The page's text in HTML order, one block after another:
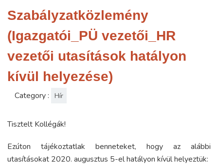
Szabályzatközlemény
(Igazgatói_PÜ vezetői_HR
vezetői utasítások hatályon
kívül helyezése)
Category : Hír
Tisztelt Kollégák!
Ezúton tájékoztatlak benneteket, hogy az alábbi
utasításokat 2020. augusztus 5-el hatályon kívül helyeztük: